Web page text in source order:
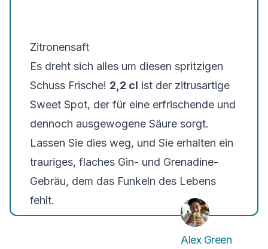
Zitronensaft
Es dreht sich alles um diesen spritzigen
Schuss Frische! 2,2 cl ist der zitrusartige
Sweet Spot, der für eine erfrischende und
dennoch ausgewogene Säure sorgt.
Lassen Sie dies weg, und Sie erhalten ein
trauriges, flaches Gin- und Grenadine-
Gebräu, dem das Funkeln des Lebens
fehlt.
Alex Green